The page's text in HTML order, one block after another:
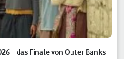
– das Finale von Outer Banks